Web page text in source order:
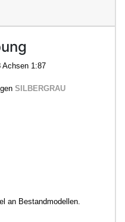
Achsen 1:87
SILBERGRAU
an Bestandmodellen.